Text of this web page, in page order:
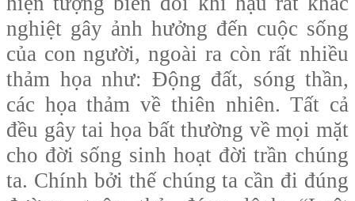
nghiệt gây ảnh hưởng đến cuộc sống
của con người, ngoài ra còn rất nhiều
thảm họa như: Động đất, sóng thần,
các họa thảm về thiên nhiên. Tất cả
đều gây tai họa bất thường về mọi mặt
cho đời sống sinh hoạt đời trần chúng
ta. Chính bởi thế chúng ta cần đi đúng